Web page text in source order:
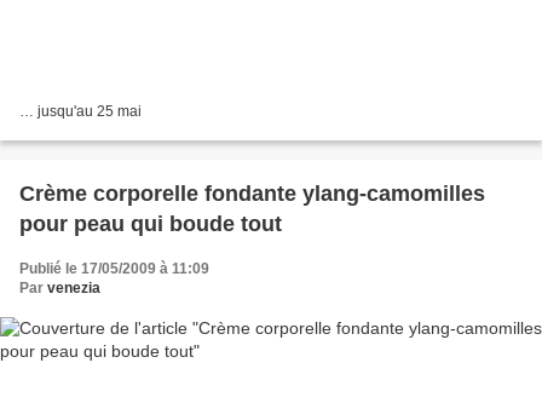
… jusqu'au 25 mai
Crème corporelle fondante ylang-camomilles
pour peau qui boude tout
Publié le 17/05/2009 à 11:09
Par venezia